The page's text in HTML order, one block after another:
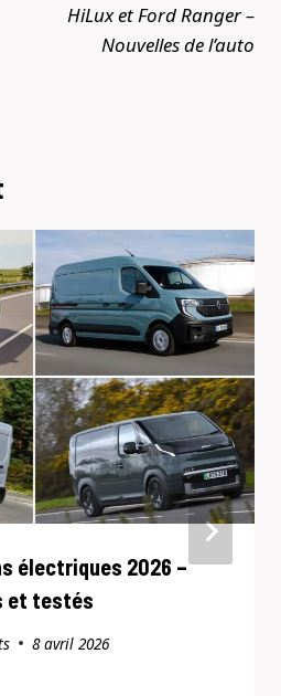
HiLux et Ford Ranger –
Nouvelles de l’auto
électriques 2026 –
et testés
8 avril 2026